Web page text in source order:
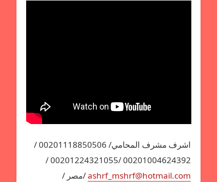
اشرف مشرف المحامي/ 00201118850506 /
00201004624392 /00201224321055 /
ashrf_mshrf@hotmail.com/مصر /